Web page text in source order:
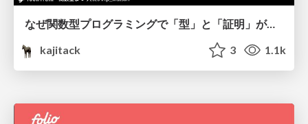
なぜ関数型プログラミングで「型」と「証明」が語られるのか #fp_matsuri
kajitack
3 1.1k